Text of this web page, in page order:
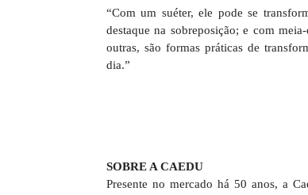
“Com um suéter, ele pode se
destaque na sobreposição; e com
outras, são formas práticas de
dia.”
SOBRE A CAEDU
Presente no mercado há 50 anos, a